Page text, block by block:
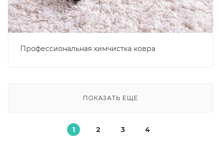
Профессиональная химчистка ковра
ПОКАЗАТЬ ЕЩЕ
1 2 3 4